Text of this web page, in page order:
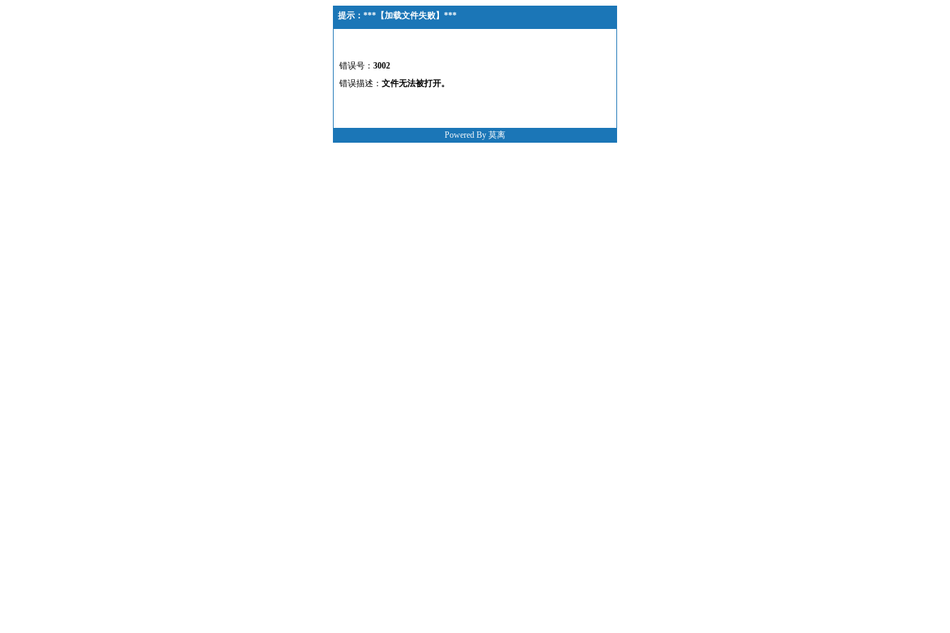
提示：***【加载文件失败】***
错误号： 3002
错误描述： 文件无法被打开。
Powered By 莫离